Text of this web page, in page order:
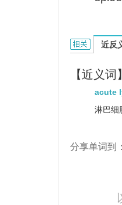
acute 近反
【近义词】
acute
淋巴细
分享单词到：